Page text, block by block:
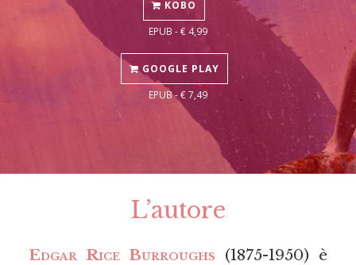
KOBO
EPUB - € 4,99
GOOGLE PLAY
EPUB - € 7,49
L’autore
Edgar Rice Burroughs (1875-1950) è